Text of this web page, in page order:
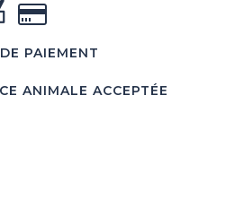
PAIEMENT
ANIMALE ACCEPTÉE